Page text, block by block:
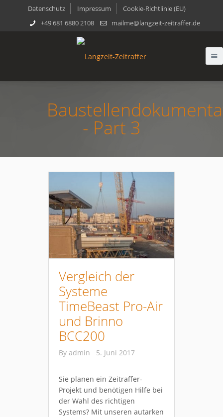
Datenschutz Impressum
Cookie-Richtlinie (EU)
+49 681 6880 2108
mailme@langzeit-zeitraffer.de
- Part 3
Vergleich der
Systeme
TimeBeast Pro-Air
und Brinno
BCC200
By admin 5. Juni 2017
Sie planen ein Zeitraffer-
Projekt und benötigen Hilfe bei
der Wahl des richtigen
Systems? Mit unseren autarken